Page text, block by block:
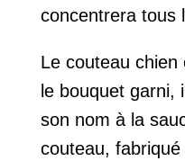
concentrera tous
Le couteau
le bouquet garni,
son nom à la
couteau,